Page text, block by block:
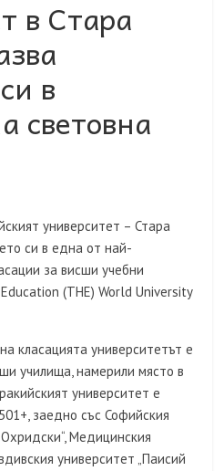
в Стара
в
световна
университет – Стара
си в една от най-
за висши учебни
(THE) World University
класацията университетът е
училища, намерили място в
университет е
заедно със Софийския
Медицинския
университет „Паисий